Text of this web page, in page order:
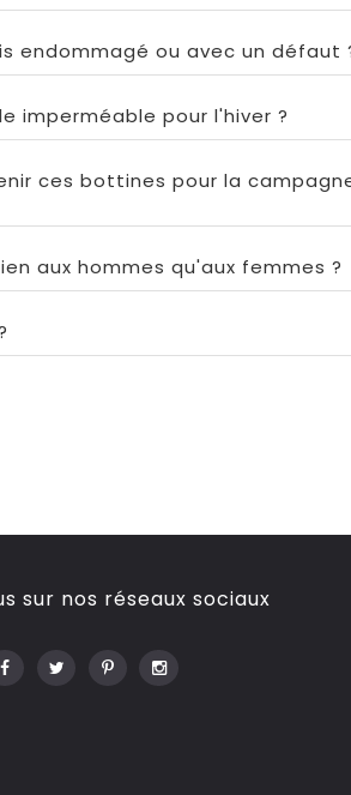
endommagé ou avec un défaut
pour l'hiver ?
ces bottines pour la
aux hommes qu'aux femmes ?
sur nos réseaux sociaux